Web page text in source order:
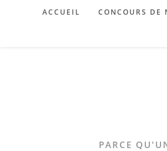
ACCUEIL CONCOURS DE
PARCE